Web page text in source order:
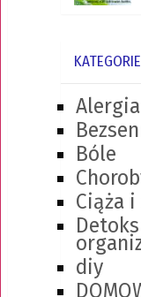
KATEGORIE
Alergia
Bóle
Ciąża
diy